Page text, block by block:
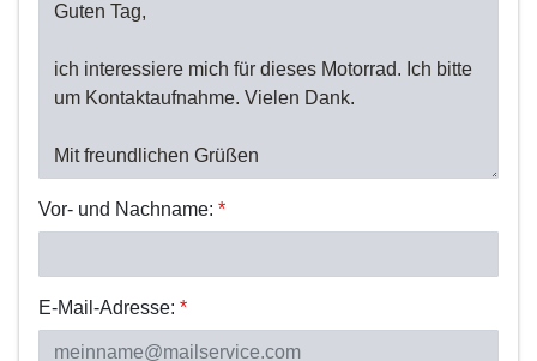
Vor- und Nachname: *
E-Mail-Adresse: *